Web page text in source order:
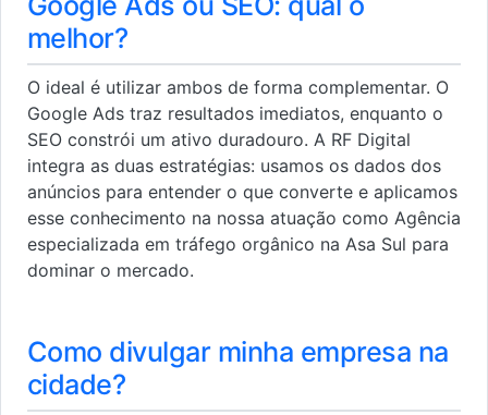
melhor?
O ideal é utilizar ambos de forma complementar. O
Google Ads traz resultados imediatos, enquanto o
SEO constrói um ativo duradouro. A RF Digital
integra as duas estratégias: usamos os dados dos
anúncios para entender o que converte e aplicamos
esse conhecimento na nossa atuação como Agência
especializada em tráfego orgânico na Asa Sul para
dominar o mercado.
Como divulgar minha empresa na
cidade?